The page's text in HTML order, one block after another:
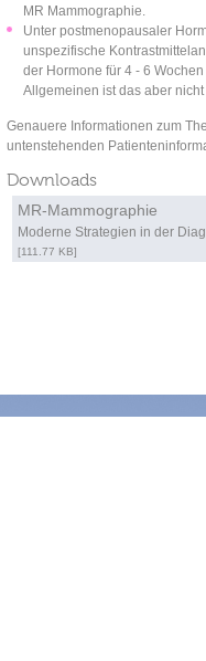
MR Mammographie.
Unter postmenopausaler
unspezifische
der Hormone für 4 - 6
Allgemeinen ist das aber
Genauere Informationen zum
untenstehenden
Downloads
MR-Mammographie
Moderne Strategien in der
[111.77 KB]